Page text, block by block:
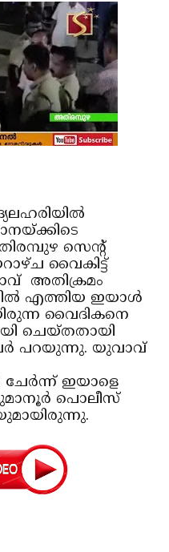
സെന്റ്
വൈകിട്ട്
അതിക്രമം
എത്തിയ ഇയാള്‍
വൈദികനെ
ചെയ്തതായി
പറയുന്നു. യുവാവ്
ചേര്‍ന്ന് ഇയാളെ
പൊലീസ്